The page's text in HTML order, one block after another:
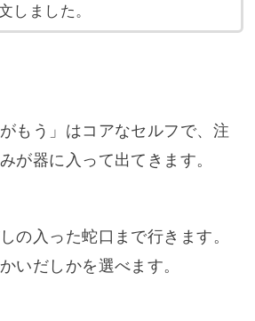
しました。
もう」はコアなセルフで、注
が器に入って出てきます。
の入った蛇口まで行きます。
いだしかを選べます。